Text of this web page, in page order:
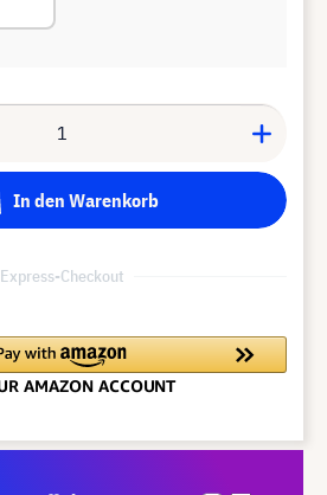
In den Warenkorb
Express-Checkout